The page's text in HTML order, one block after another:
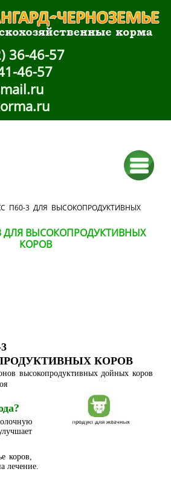
36-46-57
46-57
П60-3 ДЛЯ ВЫСОКОПРОДУКТИВНЫХ
ДЛЯ ВЫСОКОПРОДУКТИВНЫХ
КОРОВ
КОРОВ
высокопродуктивных дойных коров
коров,
лечение.